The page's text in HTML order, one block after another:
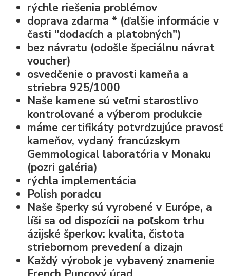
rýchle riešenia problémov
doprava zdarma * (ďalšie informácie v
časti "dodacích a platobných")
bez návratu (odošle špeciálnu návrat
voucher)
osvedčenie o pravosti kameňa a
striebra 925/1000
Naše kamene sú veľmi starostlivo
kontrolované a výberom produkcie
máme certifikáty potvrdzujúce pravosť
kameňov, vydaný francúzskym
Gemmological laboratória v Monaku
(pozri galéria)
rýchla implementácia
Polish poradcu
Naše šperky sú vyrobené v Európe, a
líši sa od dispozícii na poľskom trhu
ázijské šperkov: kvalita, čistota
striebornom prevedení a dizajn
Každý výrobok je vybavený znamenie